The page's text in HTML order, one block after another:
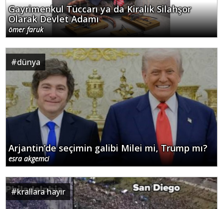
Gayrimenkul Tüccarı ya da Kiralık Silahşor
Olarak Devlet Adamı
ömer faruk
#dünya
Arjantin’de seçimin galibi Milei mi, Trump mı?
esra akgemci
#krallara hayır